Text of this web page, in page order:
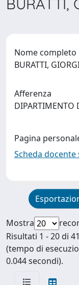
Nome completo
BURATTI,
Afferenza
DIPARTIMENTO
Pagina
Scheda
Mostra
Risultati 1 - 20 di 41
(tempo di
0.044 secondi).